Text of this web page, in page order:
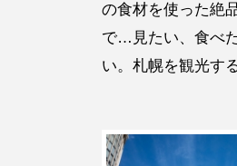
の食材を使った絶
で…見たい、食べ
い。札幌を観光す